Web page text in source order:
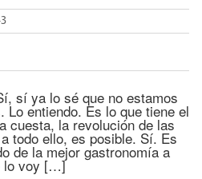
sí ya lo sé que no estamos
Lo entiendo. Es lo que tiene el
cuesta, la revolución de las
todo ello, es posible. Sí. Es
de la mejor gastronomía a
lo voy […]